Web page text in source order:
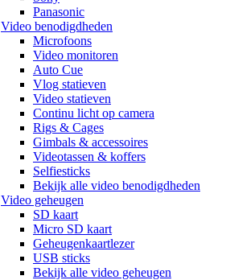
Panasonic
Video benodigdheden
Microfoons
Video monitoren
Auto Cue
Vlog statieven
Video statieven
Continu licht op camera
Rigs & Cages
Gimbals & accessoires
Videotassen & koffers
Selfiesticks
Bekijk alle video benodigdheden
Video geheugen
SD kaart
Micro SD kaart
Geheugenkaartlezer
USB sticks
Bekijk alle video geheugen